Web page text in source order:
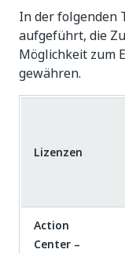
In der folgenden
aufgeführt, die
Möglichkeit zum
gewähren.
Lizenzen
Action
Center –